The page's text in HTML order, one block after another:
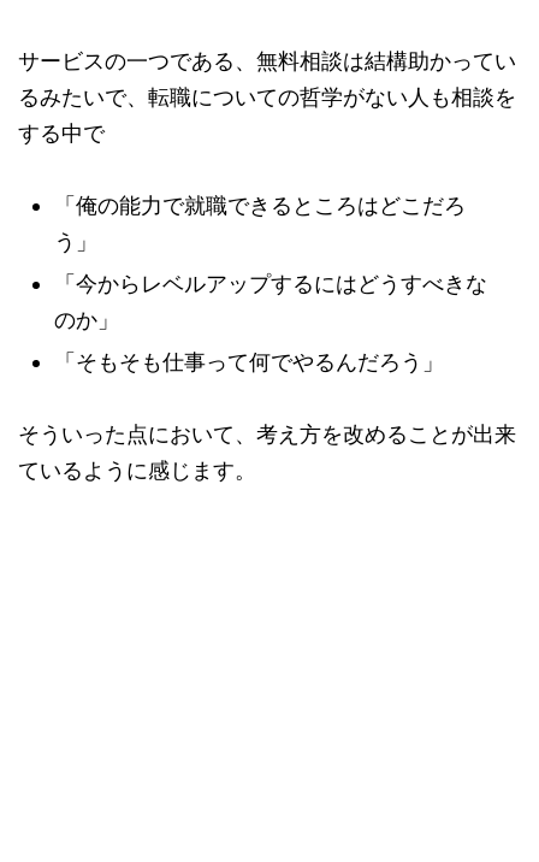
サービスの一つである、無料相談は結構助かってい
るみたいで、転職についての哲学がない人も相談を
する中で
「俺の能力で就職できるところはどこだろ
う」
「今からレベルアップするにはどうすべきな
のか」
「そもそも仕事って何でやるんだろう」
そういった点において、考え方を改めることが出来
ているように感じます。